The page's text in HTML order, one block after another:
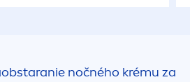
nočného krému za